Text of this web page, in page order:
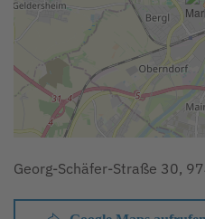
Georg-Schäfer-Straße 30,